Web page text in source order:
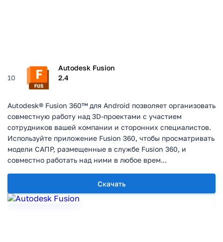
10
Autodesk Fusion
2.4
Скачать
Autodesk® Fusion 360™ для Android позволяет организовать
совместную работу над 3D-проектами с участием
сотрудников вашей компании и сторонних специалистов.
Используйте приложение Fusion 360, чтобы просматривать
модели САПР, размещенные в службе Fusion 360, и
совместно работать над ними в любое врем...